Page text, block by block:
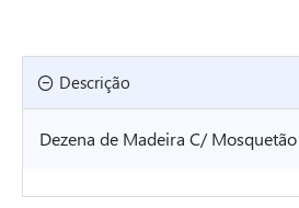
Descrição
Dezena de Madeira C/